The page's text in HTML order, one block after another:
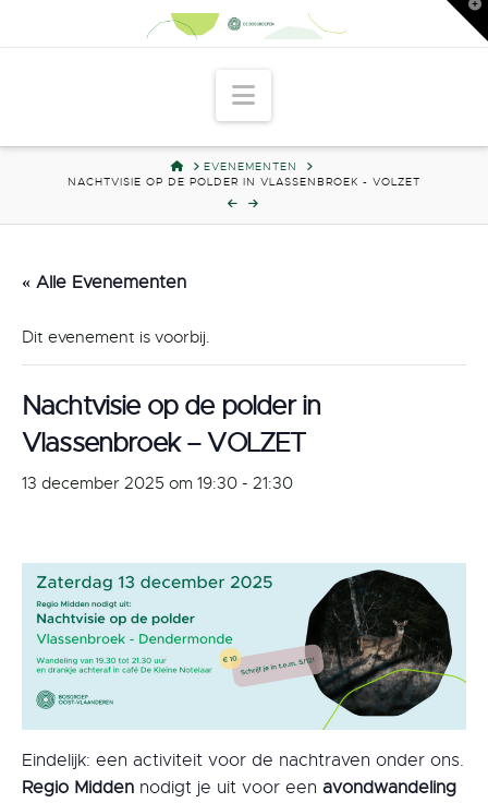
Navigation
HOMEEVENEMENTEN
NACHTVISIE OP DE POLDER IN VLASSENBROEK - VOLZET
« Alle Evenementen
Dit evenement is voorbij.
Nachtvisie op de polder in
Vlassenbroek – VOLZET
13 december 2025 om 19:30 - 21:30
Eindelijk: een activiteit voor de nachtraven onder ons.
Regio Midden nodigt je uit voor een avondwandeling